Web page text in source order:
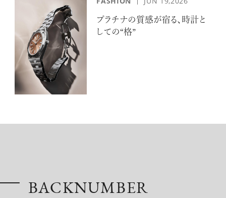
プラチナの質感が宿る、時計と
しての“格”
BACKNUMBER